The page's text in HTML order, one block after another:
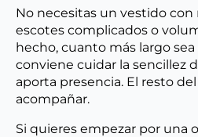
No necesitas un vestido
escotes complicados o
hecho, cuanto más largo
conviene cuidar la sencillez
aporta presencia. El resto
acompañar.
Si quieres empezar por una